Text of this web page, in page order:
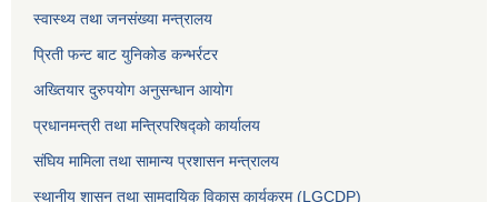
स्वास्थ्य तथा जनसंख्या मन्त्रालय
प्रिती फन्ट बाट युनिकोड कन्भर्रटर
अख्तियार दुरुपयोग अनुसन्धान आयोग
प्रधानमन्त्री तथा मन्त्रिपरिषद्को कार्यालय
संघिय मामिला तथा सामान्य प्रशासन मन्त्रालय
स्थानीय शासन तथा सामुदायिक विकास कार्यक्रम (LGCDP)